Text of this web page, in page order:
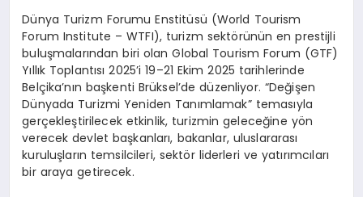
Dünya Turizm Forumu Enstitüsü (World Tourism
Forum Institute – WTFI), turizm sektörünün en prestijli
buluşmalarından biri olan Global Tourism Forum (GTF)
Yıllık Toplantısı 2025’i 19–21 Ekim 2025 tarihlerinde
Belçika’nın başkenti Brüksel’de düzenliyor. “Değişen
Dünyada Turizmi Yeniden Tanımlamak” temasıyla
gerçekleştirilecek etkinlik, turizmin geleceğine yön
verecek devlet başkanları, bakanlar, uluslararası
kuruluşların temsilcileri, sektör liderleri ve yatırımcıları
bir araya getirecek.